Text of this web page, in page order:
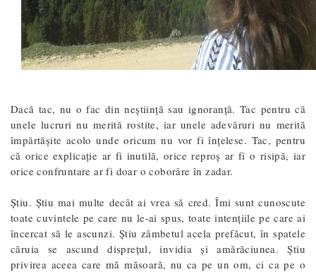
Dacă tac, nu o fac din neștiință sau ignoranță. Tac pentru că
unele lucruri nu merită rostite, iar unele adevăruri nu merită
împărtășite acolo unde oricum nu vor fi înțelese. Tac, pentru
că orice explicație ar fi inutilă, orice reproș ar fi o risipă, iar
orice confruntare ar fi doar o coborâre în zadar.
Știu. Știu mai multe decât ai vrea să cred. Îmi sunt cunoscute
toate cuvintele pe care nu le-ai spus, toate intențiile pe care ai
încercat să le ascunzi. Știu zâmbetul acela prefăcut, în spatele
căruia se ascund disprețul, invidia și amărăciunea. Știu
privirea aceea care mă măsoară, nu ca pe un om, ci ca pe o